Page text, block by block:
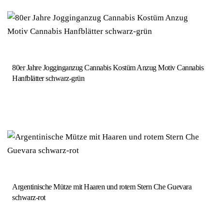
80er Jahre Jogginganzug Cannabis Kostüm Anzug Motiv Cannabis
Hanfblätter schwarz-grün
Argentinische Mütze mit Haaren und rotem Stern Che Guevara
schwarz-rot